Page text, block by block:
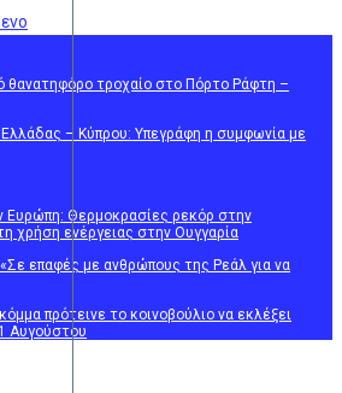
θανατηφόρο τροχαίο στο Πόρτο Ράφτη –
– Κύπρου: Υπεγράφη η συμφωνία με
Ευρώπη: Θερμοκρασίες ρεκόρ στην
χρήση ενέργειας στην Ουγγαρία
επαφές με ανθρώπους της Ρεάλ για να
πρότεινε το κοινοβούλιο να εκλέξει
Αυγούστου